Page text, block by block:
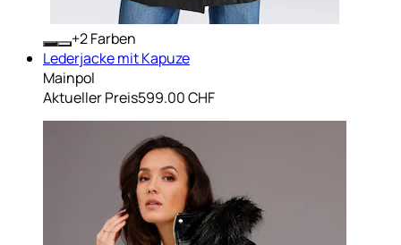
+ Farben
Lederjacke mit Kapuze
Mainpol
Aktueller Preis599.00 CHF